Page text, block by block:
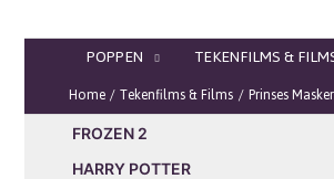
naar
POPPEN TEKENFILMS &
Home Tekenfilms & Films Prinses
FROZEN 2
HARRY POTTER